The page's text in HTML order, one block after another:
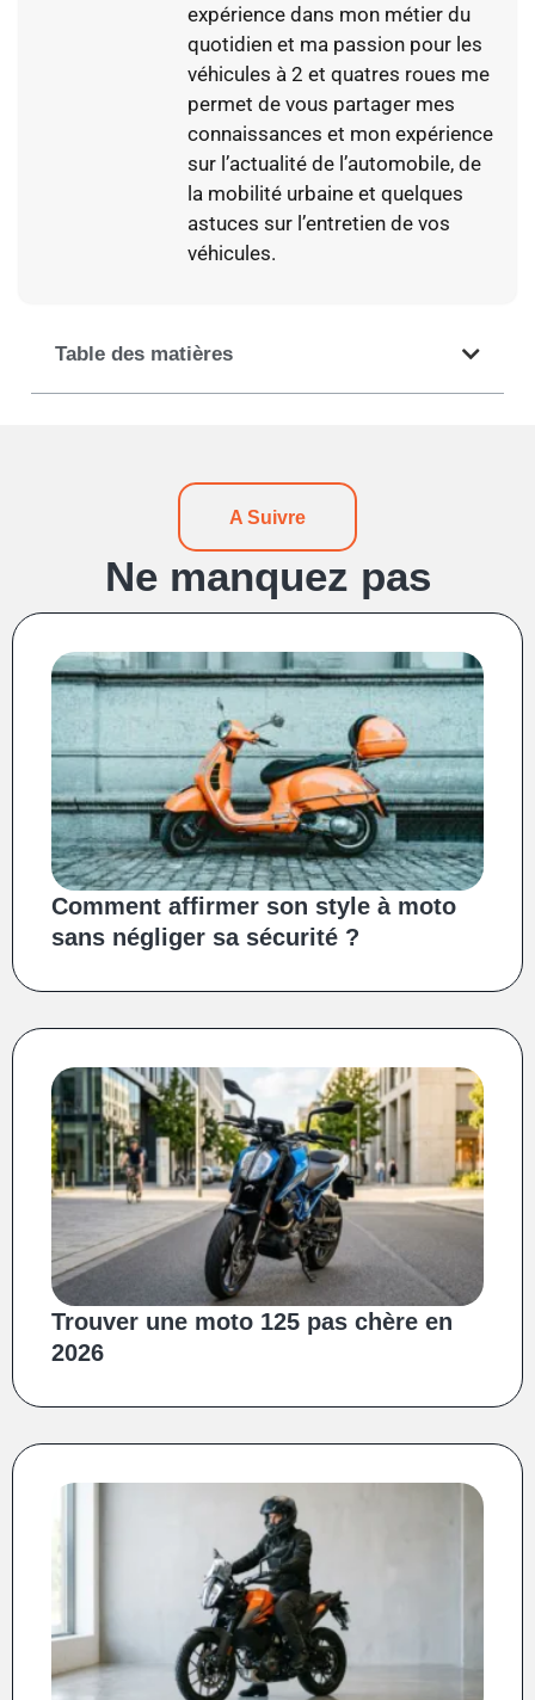
expérience dans mon métier du
quotidien et ma passion pour les
véhicules à 2 et quatres roues me
permet de vous partager mes
connaissances et mon expérience
sur l’actualité de l’automobile, de
la mobilité urbaine et quelques
astuces sur l’entretien de vos
véhicules.
Table des matières
A Suivre
Ne manquez pas
Comment affirmer son style à moto
sans négliger sa sécurité ?
Trouver une moto 125 pas chère en
2026